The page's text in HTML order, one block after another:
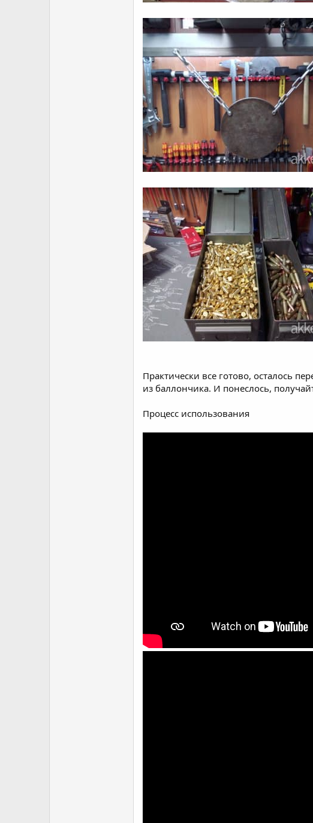
Практически все готово, осталось
из баллончика. И понеслось,
Процесс использования